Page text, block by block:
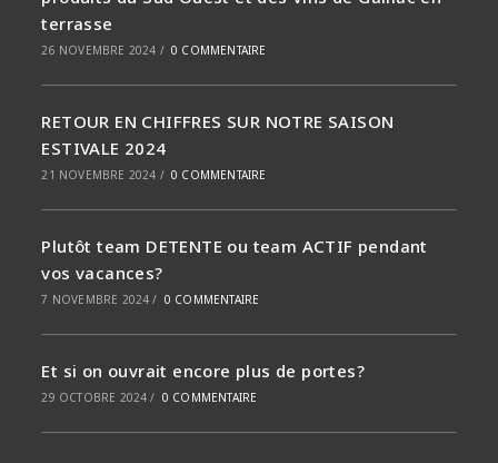
terrasse
26 NOVEMBRE 2024 / 0 COMMENTAIRE
RETOUR EN CHIFFRES SUR NOTRE SAISON
ESTIVALE 2024
21 NOVEMBRE 2024 / 0 COMMENTAIRE
Plutôt team DETENTE ou team ACTIF pendant
vos vacances?
7 NOVEMBRE 2024 / 0 COMMENTAIRE
Et si on ouvrait encore plus de portes?
29 OCTOBRE 2024 / 0 COMMENTAIRE